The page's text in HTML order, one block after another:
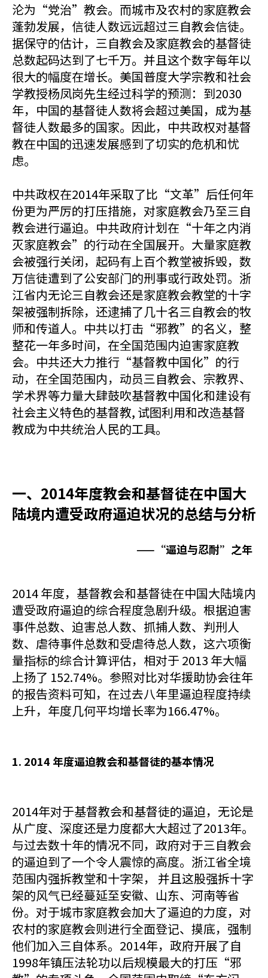
沦为“党治”教会。而城市及农村的家庭教会
蓬勃发展，信徒人数远远超过三自教会信徒。
据保守的估计，三自教会及家庭教会的基督徒
总数起码达到了七千万。并且这个数字每年以
很大的幅度在增长。美国普度大学宗教和社会
学教授杨凤岗先生经过科学的预测：到2030
年，中国的基督徒人数将会超过美国，成为基
督徒人数最多的国家。因此，中共政权对基督
教在中国的迅速发展感到了切实的危机和忧
虑。
中共政权在2014年采取了比“文革”后任何年
份更为严厉的打压措施，对家庭教会乃至三自
教会进行逼迫。中共政府计划在“十年之内消
灭家庭教会”的行动在全国展开。大量家庭教
会被强行关闭，起码有上百个教堂被拆毁，数
万信徒遭到了公安部门的刑事或行政处罚。浙
江省内无论三自教会还是家庭教会教堂的十字
架被强制拆除，还逮捕了几十名三自教会的牧
师和传道人。中共以打击“邪教”的名义，整
整花一年多时间，在全国范围内迫害家庭教
会。中共还大力推行“基督教中国化”的行
动，在全国范围内，动员三自教会、宗教界、
学术界等力量大肆鼓吹基督教中国化和建设有
社会主义特色的基督教, 试图利用和改造基督
教成为中共统治人民的工具。
一、2014年度教会和基督徒在中国大
陆境内遭受政府逼迫状况的总结与分析
——“逼迫与忍耐”之年
2014 年度，基督教会和基督徒在中国大陆境内
遭受政府逼迫的综合程度急剧升级。根据迫害
事件总数、迫害总人数、抓捕人数、判刑人
数、虐待事件总数和受虐待总人数，这六项衡
量指标的综合计算评估，相对于 2013 年大幅
上扬了 152.74%。参照对比对华援助协会往年
的报告资料可知，在过去八年里逼迫程度持续
上升，年度几何平均增长率为166.47%。
1. 2014 年度逼迫教会和基督徒的基本情况
2014年对于基督教会和基督徒的逼迫，无论是
从广度、深度还是力度都大大超过了2013年。
与过去数十年的情况不同，政府对于三自教会
的逼迫到了一个令人震惊的高度。浙江省全境
范围内强拆教堂和十字架， 并且这股强拆十字
架的风气已经蔓延至安徽、山东、河南等省
份。对于城市家庭教会加大了逼迫的力度，对
农村的家庭教会则进行全面登记、摸底，强制
他们加入三自体系。2014年，政府开展了自
1998年镇压法轮功以后规模最大的打压“邪